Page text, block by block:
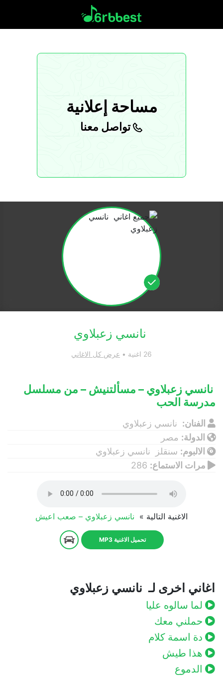
مساحة إعلانية
تواصل معنا
نانسي زعبلاوي
26 اغنية • عرض كل الاغاني
نانسي زعبلاوي – مسألتنيش – من مسلسل
مدرسة الحب
الفنان: نانسي زعبلاوي
الدولة: مصر
الالبوم: سنقلز نانسي زعبلاوي
مرات الاستماع:
الاغنية التالية » نانسي زعبلاوي – صعب اعيش
تحميل الاغنية MP3
اغاني اخرى لـ نانسي زعبلاوي
لما سالوه عليا
حملني معك
دة اسمة كلام
هذا طيش
الدموع